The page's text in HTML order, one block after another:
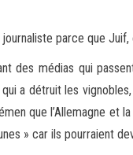
parce que
des médias qui
a détruit les
que l’Allemagne
» car ils pourraient